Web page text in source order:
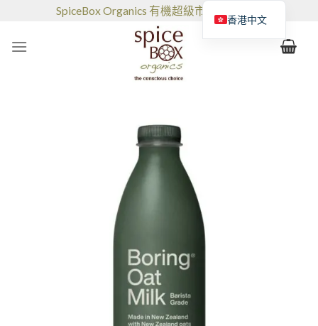
SpiceBox Organics 有機超級市場和咖啡館
香港中文